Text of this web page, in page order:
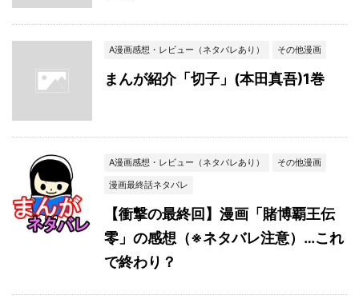
A漫画感想・レビュー（ネタバレあり） その他漫画
まんが紹介「切子」(本田真吾)1巻
A漫画感想・レビュー（ネタバレあり）
その他漫画
漫画最終話ネタバレ
【衝撃の最終回】漫画「賭博覇王伝
零」の感想（※ネタバレ注意）…これ
で終わり？